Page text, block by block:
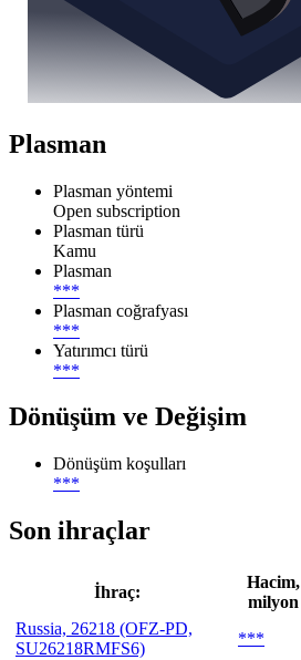
Plasman
Plasman yöntemi
Open subscription
Plasman türü
Kamu
Plasman
***
Plasman coğrafyası
***
Yatırımcı türü
***
Dönüşüm ve Değişim
Dönüşüm koşulları
***
Son ihraçlar
İhraç:
Hacim,
milyon
Russia, 26218 (OFZ-PD,
SU26218RMFS6)
***